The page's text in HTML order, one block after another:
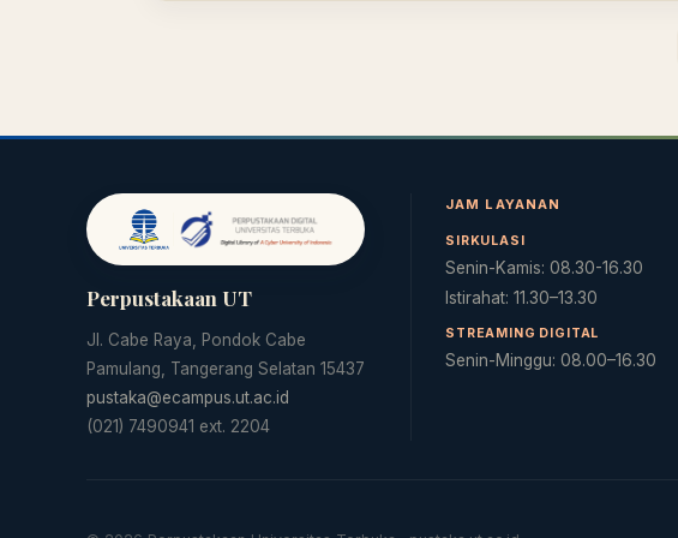
Perpustakaan UT
Jl. Cabe Raya, Pondok Cabe
Pamulang, Tangerang Selatan 15437
pustaka@ecampus.ut.ac.id
(021) 7490941 ext. 2204
JAM LAYANAN
SIRKULASI
Senin-Kamis: 08.30-16.30
Istirahat: 11.30–13.30
STREAMING DIGITAL
Senin-Minggu: 08.00–16.30